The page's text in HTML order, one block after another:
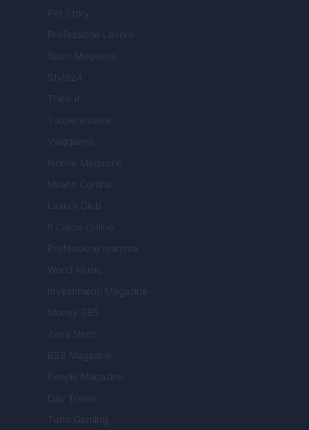
Pet Story
Professione Lavoro
Sport Magazine
Style24
Think.it
Tuobenessere
Viaggiamo
Nonne Magazine
Milano Cortina
Luxury Club
Il Calcio Online
Professione mamma
World Music
Investimenti Magazine
Money 365
Zona Nerd
B2B Magazine
People Magazine
Day Travel
Tutto Gaming